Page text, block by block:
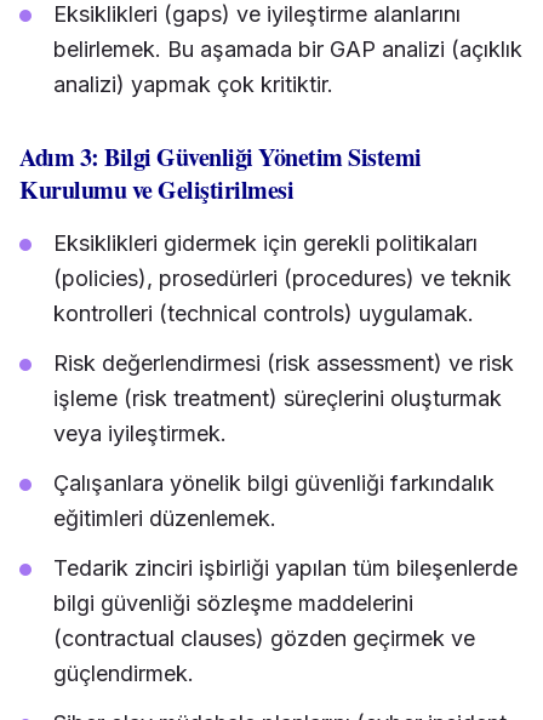
Eksiklikleri (gaps) ve iyileştirme alanlarını
belirlemek. Bu aşamada bir GAP analizi (açıklık
analizi) yapmak çok kritiktir.
Adım 3: Bilgi Güvenliği Yönetim Sistemi
Kurulumu ve Geliştirilmesi
Eksiklikleri gidermek için gerekli politikaları
(policies), prosedürleri (procedures) ve teknik
kontrolleri (technical controls) uygulamak.
Risk değerlendirmesi (risk assessment) ve risk
işleme (risk treatment) süreçlerini oluşturmak
veya iyileştirmek.
Çalışanlara yönelik bilgi güvenliği farkındalık
eğitimleri düzenlemek.
Tedarik zinciri işbirliği yapılan tüm bileşenlerde
bilgi güvenliği sözleşme maddelerini
(contractual clauses) gözden geçirmek ve
güçlendirmek.